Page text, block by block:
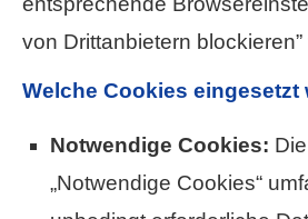
von Drittanbietern
Welche Cookies eingesetzt
Notwendige Cookies:
„Notwendige Cookies“